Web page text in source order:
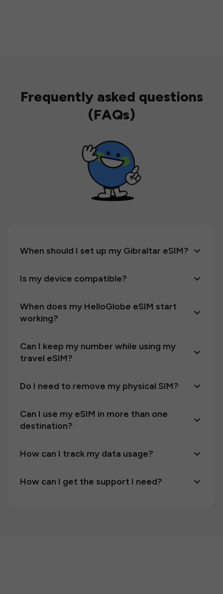
Frequently asked questions
(FAQs)
When should I set up my Gibraltar eSIM?
Is my device compatible?
When does my HelloGlobe eSIM start
working?
Can I keep my number while using my
travel eSIM?
Do I need to remove my physical SIM?
Can I use my eSIM in more than one
destination?
How can I track my data usage?
How can I get the support I need?